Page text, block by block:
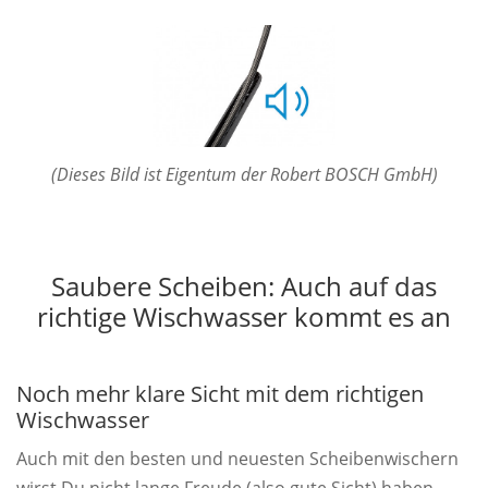
(Dieses Bild ist Eigentum der Robert BOSCH GmbH)
Saubere Scheiben: Auch auf das
richtige Wischwasser kommt es an
Noch mehr klare Sicht mit dem richtigen
Wischwasser
Auch mit den besten und neuesten Scheibenwischern